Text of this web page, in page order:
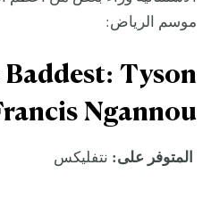
موسم الرياض:
Tyson
Ngannou
المتوفر على: نتفليكس